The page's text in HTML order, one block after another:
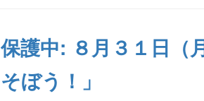
保護中: ８月３１日
そぼう！」